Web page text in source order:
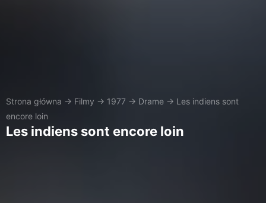
Strona główna → Filmy → 1977 → Drame → Les indiens sont
encore loin
Les indiens sont encore loin